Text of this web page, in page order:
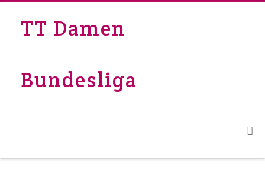
TT Damen
Bundesliga